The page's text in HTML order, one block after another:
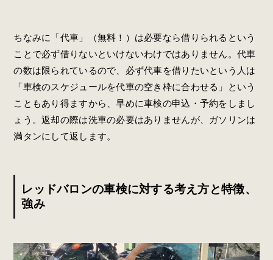
ちなみに「代車」（無料！）は必要なら借りられるという
ことで必ず借りないといけないわけではありません。代車
の数は限られているので、必ず代車を借りたいという人は
「車検のスケジュールを代車の空き枠に合わせる」という
こともあり得ますから、早めに車検の申込・予約をしまし
ょう。返却の際は洗車の必要はありませんが、ガソリンは
満タンにして返します。
レッドバロンの車検に対する考え方と特徴、
強み